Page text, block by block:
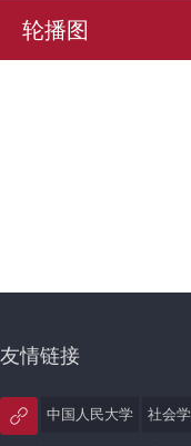
轮播图
友情链接
中国人民大学 社会